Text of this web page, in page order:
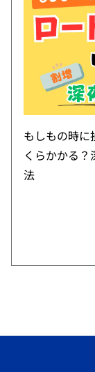
もしもの時に
くらかかる
法